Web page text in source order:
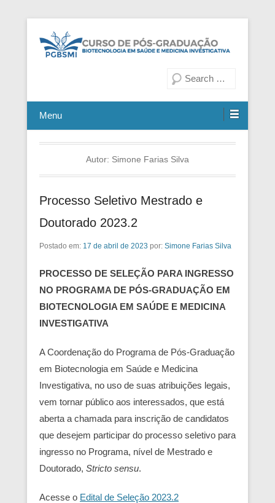
Curso de Pós-Graduação em
Medicina Investigativa
Menu
Autor: Simone Farias Silva
Processo Seletivo Mestrado e
Doutorado 2023.2
Postado em: 17 de abril de 2023 por: Simone Farias Silva
PROCESSO DE SELEÇÃO PARA INGRESSO
NO PROGRAMA DE PÓS-GRADUAÇÃO EM
BIOTECNOLOGIA EM SAÚDE E MEDICINA
INVESTIGATIVA
A Coordenação do Programa de Pós-Graduação
em Biotecnologia em Saúde e Medicina
Investigativa, no uso de suas atribuições legais,
vem tornar público aos interessados, que está
aberta a chamada para inscrição de candidatos
que desejem participar do processo seletivo para
ingresso no Programa, nível de Mestrado e
Doutorado, Stricto sensu.
Acesse o Edital de Seleção 2023.2